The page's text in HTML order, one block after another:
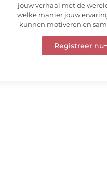
jouw verhaal met de
welke manier jouw
kunnen motiveren en
Registreer nu